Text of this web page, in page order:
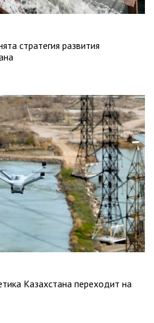
стратегия развития
Казахстана переходит на